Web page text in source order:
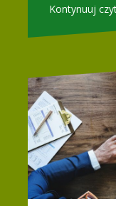
Kontynuuj